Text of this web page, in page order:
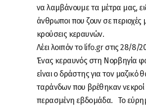
να λαμβάνουμε τα μέτρα μας,
άνθρωποι που ζουν σε περιοχές
κρούσεις κεραυνών.
Λέει λοιπόν το lifo.grστις 28/8/
Ένας κεραυνός στη Νορβηγία
είναι ο δράστης για τον μαζικό
ταράνδων που βρέθηκαν νεκροί
περασμένη εβδομάδα. Το